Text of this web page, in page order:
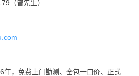
（曾先生）
年，免费上门勘测、全包一口价、正式